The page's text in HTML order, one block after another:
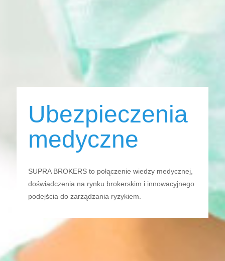
Ubezpieczenia
medyczne
SUPRA BROKERS to połączenie wiedzy medycznej,
doświadczenia na rynku brokerskim i innowacyjnego
podejścia do zarządzania ryzykiem.